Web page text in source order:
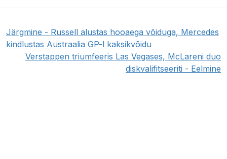
Järgmine - Russell alustas hooaega võiduga, Mercedes
kindlustas Austraalia GP-l kaksikvõidu
Verstappen triumfeeris Las Vegases, McLareni duo
diskvalifitseeriti - Eelmine